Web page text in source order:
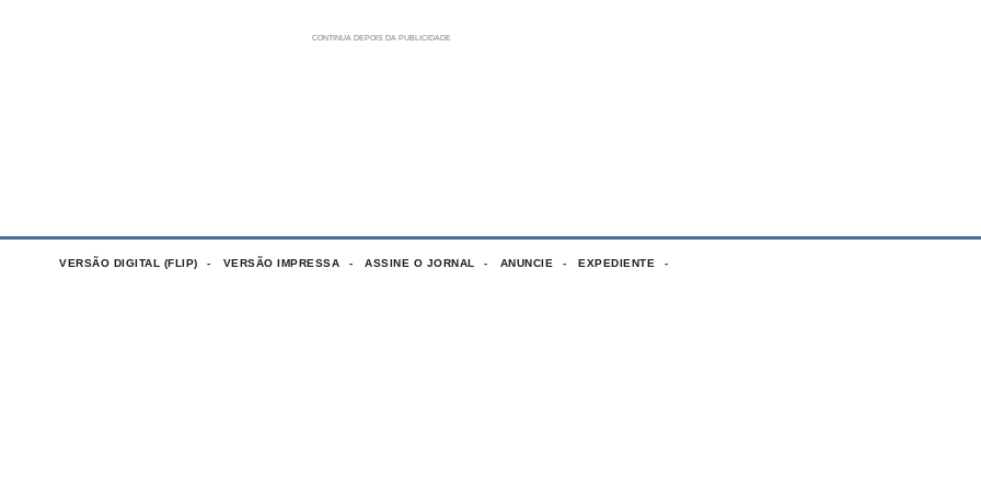
VERSÃO DIGITAL (FLIP) VERSÃO IMPRESSA ASSINE O JORNAL ANUNCIE EXPEDIENTE